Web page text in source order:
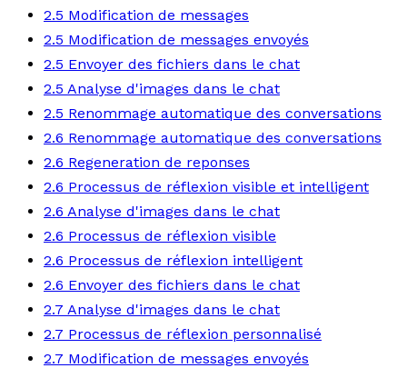
2.5 Modification de messages
2.5 Modification de messages envoyés
2.5 Envoyer des fichiers dans le chat
2.5 Analyse d'images dans le chat
2.5 Renommage automatique des conversations
2.6 Renommage automatique des conversations
2.6 Regeneration de reponses
2.6 Processus de réflexion visible et intelligent
2.6 Analyse d'images dans le chat
2.6 Processus de réflexion visible
2.6 Processus de réflexion intelligent
2.6 Envoyer des fichiers dans le chat
2.7 Analyse d'images dans le chat
2.7 Processus de réflexion personnalisé
2.7 Modification de messages envoyés